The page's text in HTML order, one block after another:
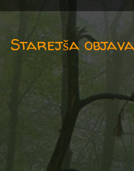
Starejša objava